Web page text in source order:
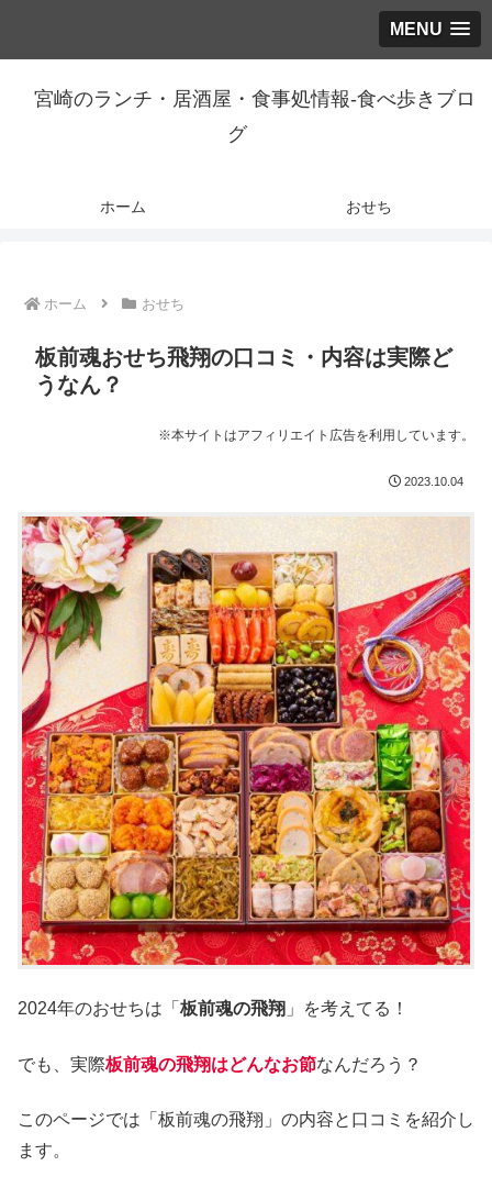
MENU
宮崎のランチ・居酒屋・食事処情報-食べ歩きブロ
グ
ホーム おせち
ホーム おせち
板前魂おせち飛翔の口コミ・内容は実際ど
うなん？
※本サイトはアフィリエイト広告を利用しています。
2023.10.04
2024年のおせちは「 板前魂の飛翔 」を考えてる！
でも、実際板前魂の飛翔はどんなお節なんだろう？
このページでは「板前魂の飛翔」の内容と口コミを紹介し
ます。